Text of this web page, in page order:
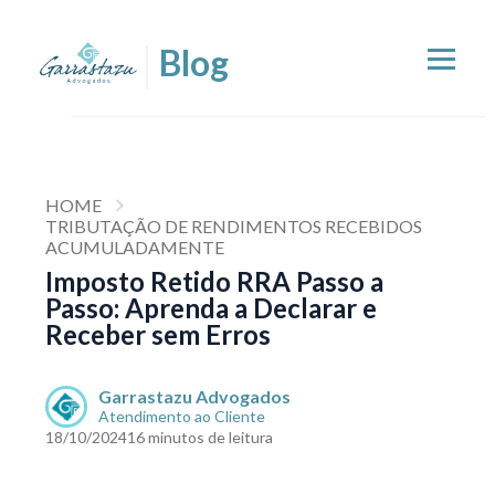
HOME
TRIBUTAÇÃO DE RENDIMENTOS RECEBIDOS
ACUMULADAMENTE
Imposto Retido RRA Passo a
Passo: Aprenda a Declarar e
Receber sem Erros
Garrastazu Advogados
Atendimento ao Cliente
18/10/202416 minutos de leitura